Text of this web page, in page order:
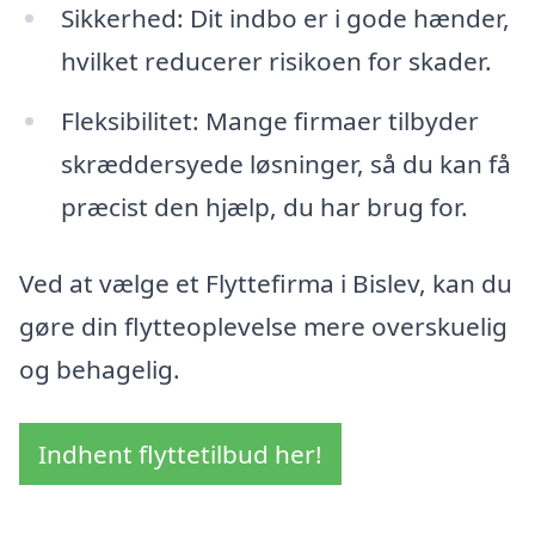
Sikkerhed: Dit indbo er i gode hænder,
hvilket reducerer risikoen for skader.
Fleksibilitet: Mange firmaer tilbyder
skræddersyede løsninger, så du kan få
præcist den hjælp, du har brug for.
Ved at vælge et Flyttefirma i Bislev, kan du
gøre din flytteoplevelse mere overskuelig
og behagelig.
Indhent flyttetilbud her!